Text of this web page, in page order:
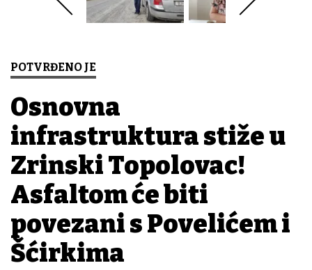
POTVRĐENO JE
Osnovna
infrastruktura stiže u
Zrinski Topolovac!
Asfaltom će biti
povezani s Povelićem i
Šćirkima